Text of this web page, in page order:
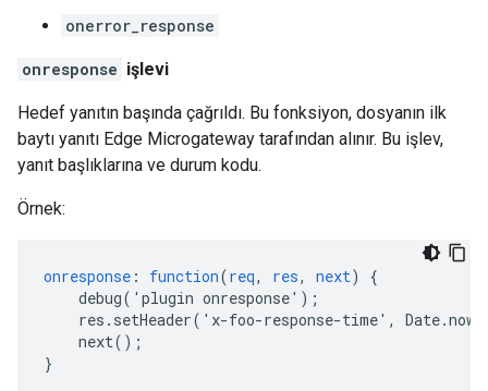
onerror_response
onresponse işlevi
Hedef yanıtın başında çağrıldı. Bu fonksiyon, dosyanın ilk
baytı yanıtı Edge Microgateway tarafından alınır. Bu işlev,
yanıt başlıklarına ve durum kodu.
Örnek:
onresponse : function(req, res, next)
{
debug('plugin onresponse') ;
res.setHeader('x-foo-response-time',
next() ;
}